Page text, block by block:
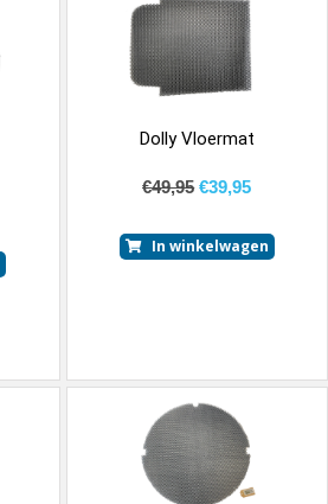
Dolly Vloermat
€49,95 €39,95
In winkelwagen